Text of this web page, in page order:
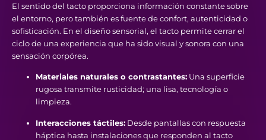
El sentido del tacto proporciona información constante sobre
el entorno, pero también es fuente de confort, autenticidad o
sofisticación. En el diseño sensorial, el tacto permite cerrar el
ciclo de una experiencia que ha sido visual y sonora con una
sensación corpórea.
Materiales naturales o contrastantes: Una superficie
rugosa transmite rusticidad; una lisa, tecnología o
limpieza.
Interacciones táctiles: Desde pantallas con respuesta
háptica hasta instalaciones que responden al tacto